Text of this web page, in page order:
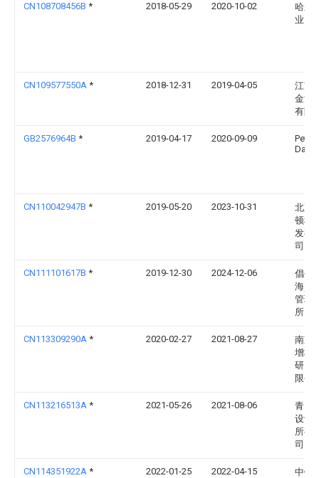
CN108708456B * 2018-05-29 2020-10-02
哈尔
业大
CN109577550A * 2018-12-31 2019-04-05
江苏
金源
有限
GB2576964B * 2019-04-17 2020-09-09
Peter
Dann
CN110042947B * 2019-05-20 2023-10-31
北京
顿科
发有
司
CN111101617B * 2019-12-30 2024-12-06
倡创(
海)咨
管理
所
CN113309290A * 2020-02-27 2021-08-27
南京
增材
研究
限公
CN113216513A * 2021-05-26 2021-08-06
青岛
设计
所有
司
CN114351922A * 2022-01-25 2022-04-15
中铁